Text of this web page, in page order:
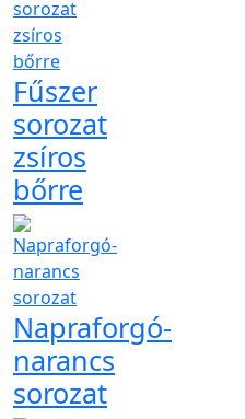
Fűszer
sorozat
zsíros
bőrre
Napraforgó-
narancs
sorozat